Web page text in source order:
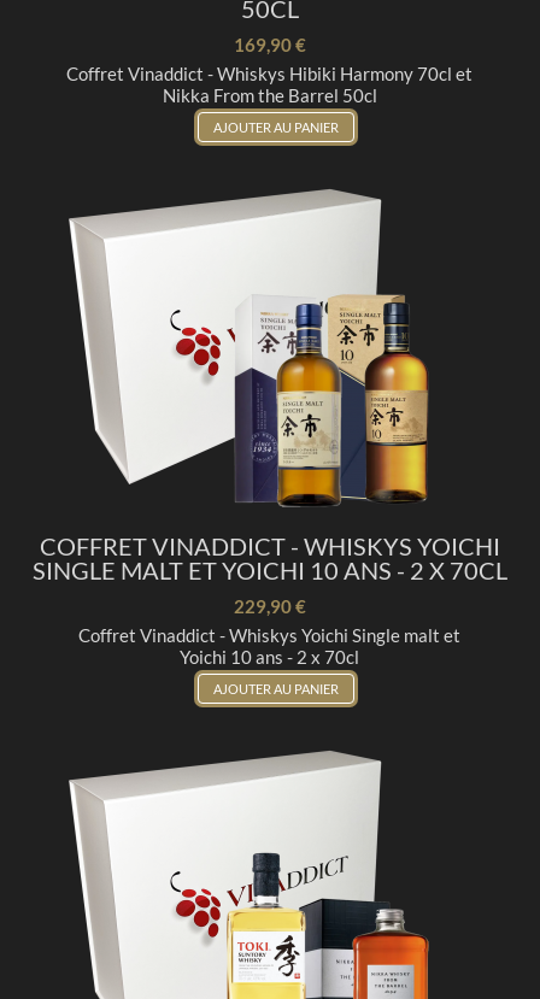
50CL
169,90 €
Coffret Vinaddict - Whiskys Hibiki Harmony 70cl et
Nikka From the Barrel 50cl
AJOUTER AU PANIER
COFFRET VINADDICT - WHISKYS YOICHI
SINGLE MALT ET YOICHI 10 ANS - 2 X 70CL
229,90 €
Coffret Vinaddict - Whiskys Yoichi Single malt et
Yoichi 10 ans - 2 x 70cl
AJOUTER AU PANIER